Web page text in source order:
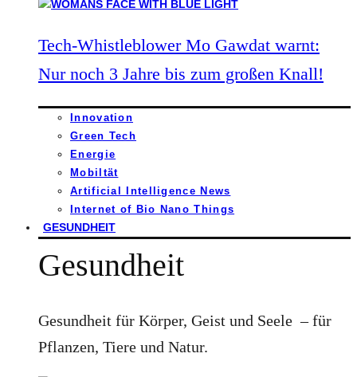
Tech-Whistleblower Mo Gawdat warnt:
Nur noch 3 Jahre bis zum großen Knall!
Innovation
Green Tech
Energie
Mobiltät
Artificial Intelligence News
Internet of Bio Nano Things
GESUNDHEIT
Gesundheit
Gesundheit für Körper, Geist und Seele – für
Pflanzen, Tiere und Natur.